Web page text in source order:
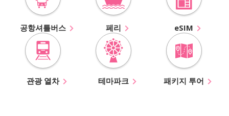
공항셔틀버스 페리 eSIM
관광 열차 테마파크 패키지 투어